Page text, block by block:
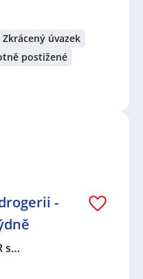
Zkrácený úvazek
postižené
-
s…